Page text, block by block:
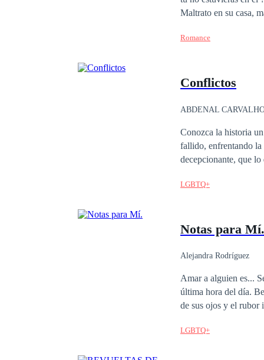
Maltrato en su casa,
suicido?
Romance
Conflictos
ABDENAL
Conozca la historia un hombre en conflicto consigo mismo, situado entre su realidad escritor exitoso y amante
fallido, enfrentando la oportunidad vivir uno más, entre tantos otros
decepcionante, que
LGBTQ+
Notas para Mí.
Alejandra Rodríguez
Amar a alguien es... Se define en todas aquellas primeras veces con esa persona. El olor de su piel a primera y
última hora del día. Besar sus labios por primera vez y sentir lo suave y torpe que pueden llegar a ser. El color
de sus ojos y el rubor intenso de
LGBTQ+